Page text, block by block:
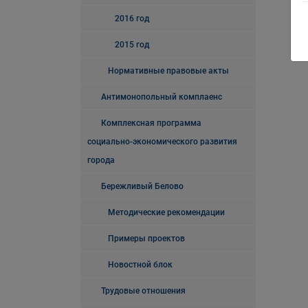
2016 год
2015 год
Нормативные правовые акты
Антимонопольный комплаенс
Комплексная программа
социально-экономического развития
города
Бережливый Белово
Методические рекомендации
Примеры проектов
Новостной блок
Трудовые отношения